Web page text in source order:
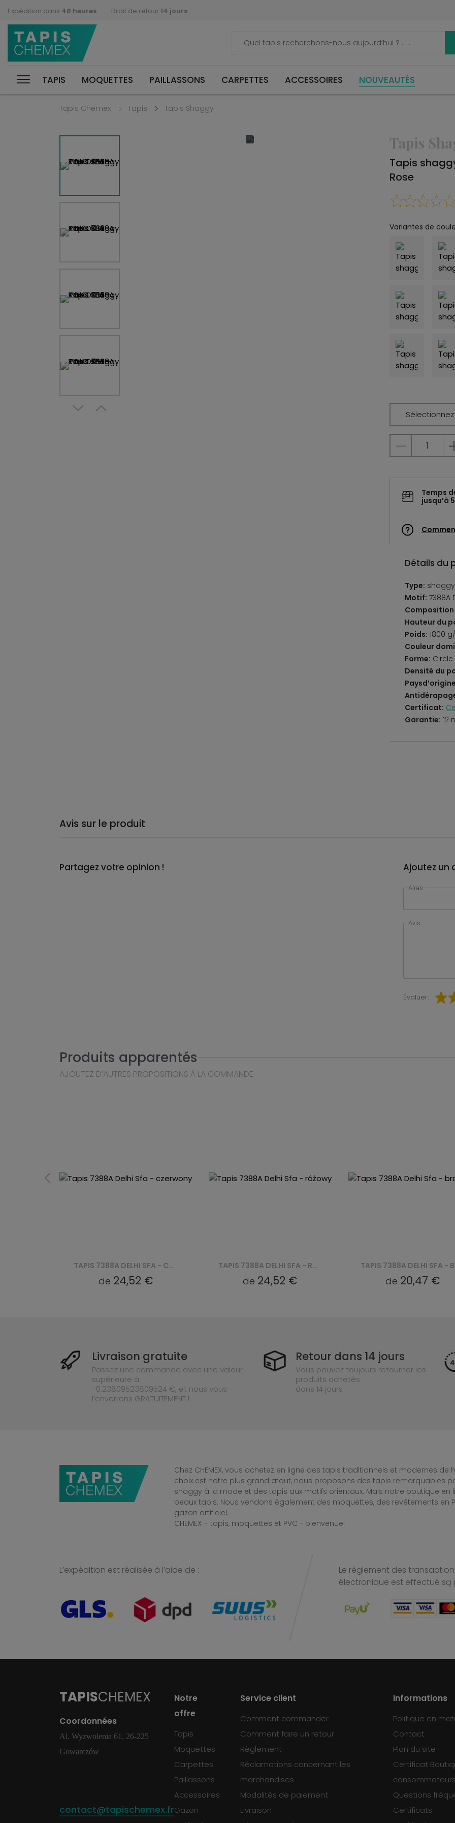
Expédition dans 48 heures Droit de retour 14 jours
TAPIS MOQUETTES PAILLASSONS CARPETTES ACCESSOIRES NOUVEAUTÉS
Tapis Chemex Tapis Tapis Shaggy
Tapis
Tapis shaggy
Rose
Variantes de
Temps
jusqu’à
Détails du
Type:
Motif: 7388A
Composition
Hauteur du
Poids: 1800
Couleur
Forme: Circle
Densité du
Certificat:
Garantie: 12
Avis sur le produit
Partagez votre opinion ! Ajoutez un
Alias
Avis
Évaluer:
Produits apparentés
AJOUTEZ D’AUTRES PROPOSITIONS À LA COMMANDE
TAPIS 7388A DELHI SFA - CZERWONY
24,52 €
TAPIS 7388A DELHI SFA - RÓŻOWY
24,52 €
TAPIS 7388A DELHI SFA - BRĄZOWY
20,47 €
Livraison gratuite
Passez une commande avec une valeur
supérieure à
-0.23809523809524 €, et nous vous
l’enverrons GRATUITEMENT !
Retour dans 14 jours
Vous pouvez toujours retourner les
produits achetés
dans 14 jours
Chez CHEMEX, vous achetez en ligne des tapis traditionnels et modernes
choix est notre plus grand atout, nous proposons des tapis remarquables
shaggy à la mode et des tapis aux motifs orientaux. Mais notre boutique
beaux tapis. Nous vendons également des moquettes, des revêtements en
gazon artificiel.
CHEMEX – tapis, moquettes et PVC - bienvenue!
L’expédition est réalisée à l’aide de :
Le règlement des
électronique est effectué są
TAPISCHEMEX
Coordonnées
Al. Wyzwolenia 61, 26-225
Gowarczów
contact@tapischemex.fr
Notre
offre
Tapis
Moquettes
Carpettes
Paillassons
Accessoires
Gazon
Service client
Comment commander
Comment faire un retour
Règlement
Réclamations concernant les
marchandises
Modalités de paiement
Livraison
Informations
Politique en
Contact
Plan du site
Certificat
consommateurs
Questions
Certificats